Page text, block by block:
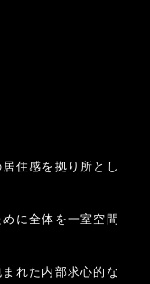
住感を拠り所とし
に全体を一室空間
れた内部求心的な